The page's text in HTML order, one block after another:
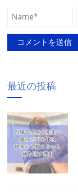
最近の投稿